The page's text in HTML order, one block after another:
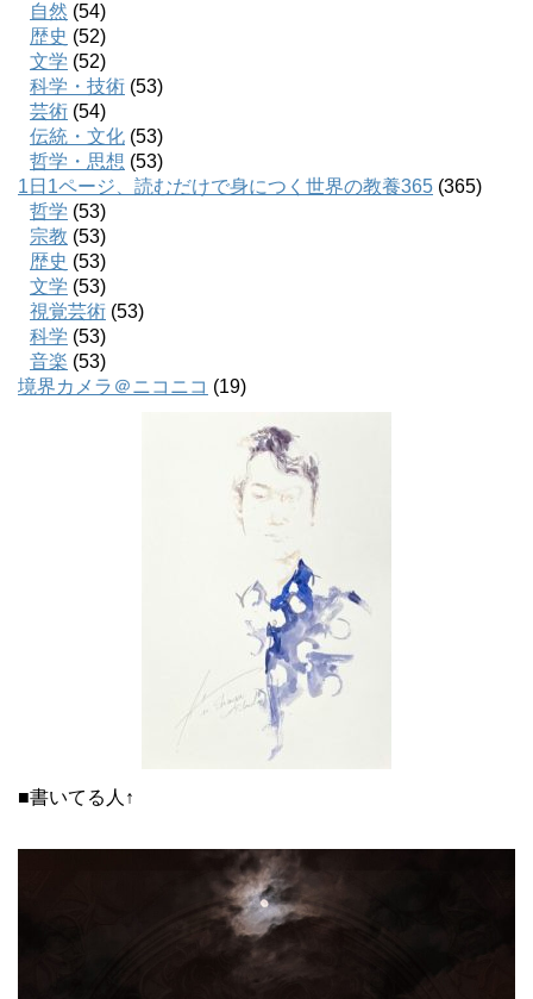
自然 (54)
歴史 (52)
文学 (52)
科学・技術 (53)
芸術 (54)
伝統・文化 (53)
哲学・思想 (53)
1日1ページ、読むだけで身につく世界の教養365 (365)
哲学 (53)
宗教 (53)
歴史 (53)
文学 (53)
視覚芸術 (53)
科学 (53)
音楽 (53)
境界カメラ＠ニコニコ (19)
■書いてる人↑